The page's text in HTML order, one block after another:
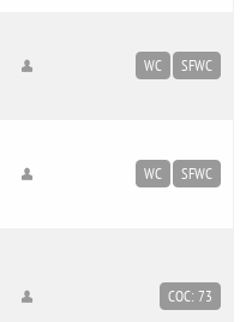
WC SFWC
WC SFWC
COC: 73